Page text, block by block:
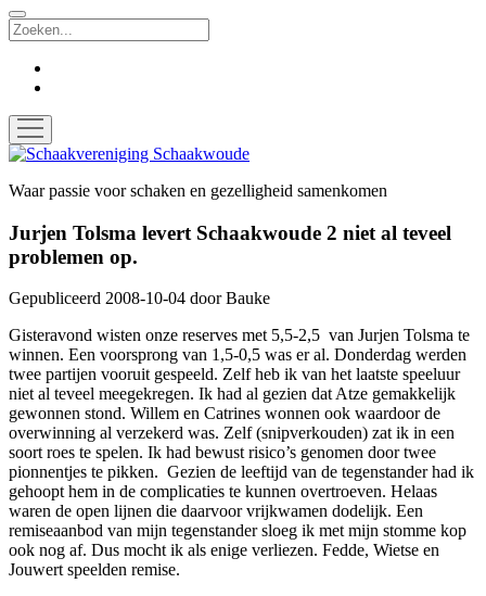
Zoek
open
menu
Schaakvereniging
Waar passie voor schaken en gezelligheid samenkomen
Jurjen Tolsma levert Schaakwoude 2 niet al teveel
problemen op.
Gepubliceerd 2008-10-04 doorBauke
Gisteravond wisten onze reserves met 5,5-2,5 van Jurjen Tolsma te
winnen. Een voorsprong van 1,5-0,5 was er al. Donderdag werden
twee partijen vooruit gespeeld. Zelf heb ik van het laatste speeluur
niet al teveel meegekregen. Ik had al gezien dat Atze gemakkelijk
gewonnen stond. Willem en Catrines wonnen ook waardoor de
overwinning al verzekerd was. Zelf (snipverkouden) zat ik in een
soort roes te spelen. Ik had bewust risico’s genomen door twee
pionnentjes te pikken. Gezien de leeftijd van de tegenstander had ik
gehoopt hem in de complicaties te kunnen overtroeven. Helaas
waren de open lijnen die daarvoor vrijkwamen dodelijk. Een
remiseaanbod van mijn tegenstander sloeg ik met mijn stomme kop
ook nog af. Dus mocht ik als enige verliezen. Fedde, Wietse en
Jouwert speelden remise.